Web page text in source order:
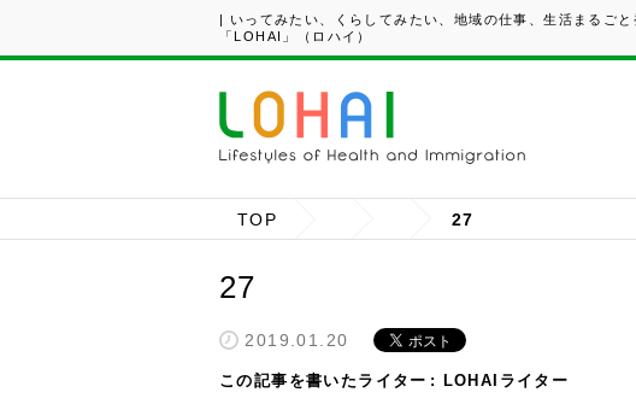
| いってみたい、くらしてみたい、地域の仕事、生活まるごと
「LOHAI」（ロハイ）
TOP 27
27
2019.01.20
この記事を書いたライター LOHAIライター